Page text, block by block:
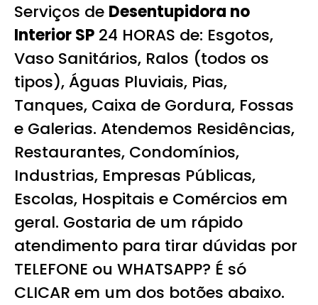
Serviços de Desentupidora no
Interior SP 24 HORAS de: Esgotos,
Vaso Sanitários, Ralos (todos os
tipos), Águas Pluviais, Pias,
Tanques, Caixa de Gordura, Fossas
e Galerias. Atendemos Residências,
Restaurantes, Condomínios,
Industrias, Empresas Públicas,
Escolas, Hospitais e Comércios em
geral. Gostaria de um rápido
atendimento para tirar dúvidas por
TELEFONE ou WHATSAPP? É só
CLICAR em um dos botões abaixo.